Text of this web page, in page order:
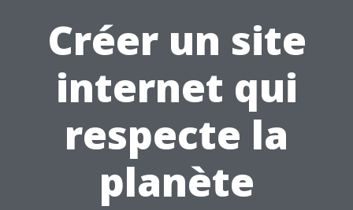
Créer un site
internet qui
respecte la
planète